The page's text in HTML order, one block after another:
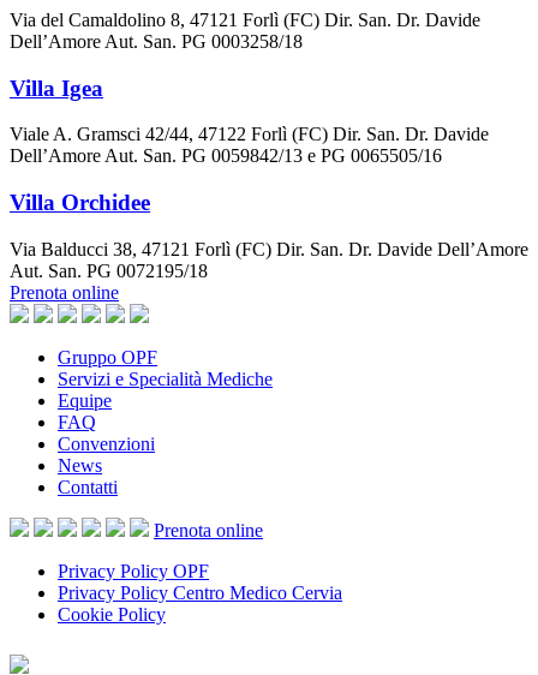
Via del Camaldolino 8, 47121 Forlì (FC) Dir. San. Dr. Davide
Dell’Amore Aut. San. PG 0003258/18
Villa Igea
Viale A. Gramsci 42/44, 47122 Forlì (FC) Dir. San. Dr. Davide
Dell’Amore Aut. San. PG 0059842/13 e PG 0065505/16
Villa Orchidee
Via Balducci 38, 47121 Forlì (FC) Dir. San. Dr. Davide Dell’Amore
Aut. San. PG 0072195/18
Prenota online
Gruppo OPF
Servizi e Specialità Mediche
Equipe
FAQ
Convenzioni
News
Contatti
Prenota online
Privacy Policy OPF
Privacy Policy Centro Medico Cervia
Cookie Policy